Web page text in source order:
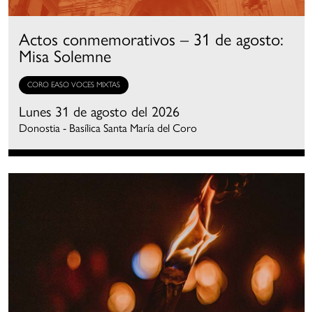
Actos conmemorativos – 31 de agosto:
Misa Solemne
CORO EASO VOCES MIXTAS
Lunes 31 de agosto del 2026
Donostia - Basílica Santa María del Coro